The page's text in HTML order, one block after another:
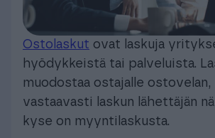
Ostolaskut ovat laskuja
hyödykkeistä tai palveluista.
muodostaa ostajalle
vastaavasti laskun lähettäjän
kyse on myyntilaskusta.